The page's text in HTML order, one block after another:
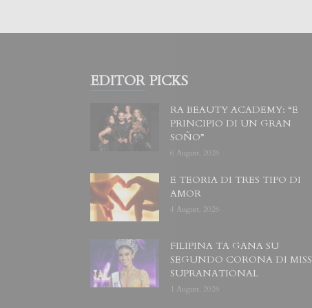
EDITOR PICKS
RA BEAUTY ACADEMY: “E
PRINCIPIO DI UN GRAN
SOÑO”
6 August, 2026
E TEORIA DI TRES TIPO DI
AMOR
4 August, 2026
FILIPINA TA GANA SU
SEGUNDO CORONA DI MISS
SUPRANATIONAL
1 August, 2026